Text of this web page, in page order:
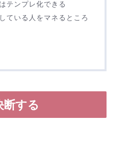
テンプレ化できる
ている人をマネるところ
断する